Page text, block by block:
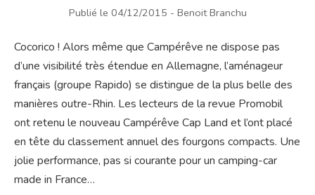
Publié le 04/12/2015 - Benoit Branchu
Cocorico ! Alors même que Campérêve ne dispose pas
d’une visibilité très étendue en Allemagne, l’aménageur
français (groupe Rapido) se distingue de la plus belle des
manières outre-Rhin. Les lecteurs de la revue Promobil
ont retenu le nouveau Campérêve Cap Land et l’ont placé
en tête du classement annuel des fourgons compacts. Une
jolie performance, pas si courante pour un camping-car
made in France…